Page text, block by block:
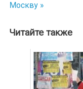
записям
Москву »
Читайте также